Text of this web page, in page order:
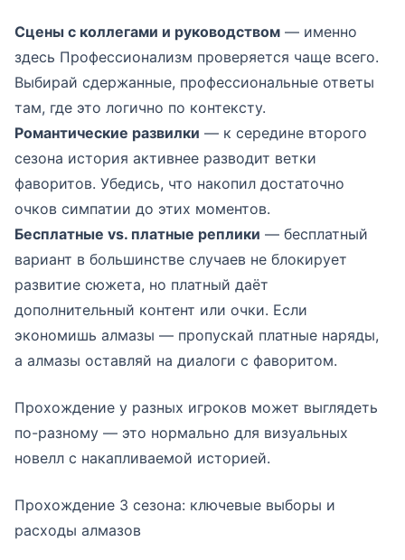
Сцены с коллегами и руководством — именно
здесь Профессионализм проверяется чаще всего.
Выбирай сдержанные, профессиональные ответы
там, где это логично по контексту.
Романтические развилки — к середине второго
сезона история активнее разводит ветки
фаворитов. Убедись, что накопил достаточно
очков симпатии до этих моментов.
Бесплатные vs. платные реплики — бесплатный
вариант в большинстве случаев не блокирует
развитие сюжета, но платный даёт
дополнительный контент или очки. Если
экономишь алмазы — пропускай платные наряды,
а алмазы оставляй на диалоги с фаворитом.
Прохождение у разных игроков может выглядеть
по-разному — это нормально для визуальных
новелл с накапливаемой историей.
Прохождение 3 сезона: ключевые выборы и
расходы алмазов